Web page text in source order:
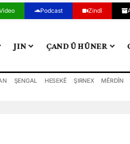
Podcast Zindî
JIN ÇAND Û HÛNER
ŞENGAL HESEKÊ ŞIRNEX MÊRDÎN